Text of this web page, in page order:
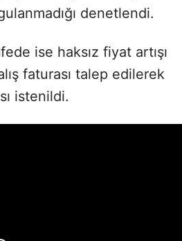
denetlendi.
ise haksız fiyat artışı
faturası talep edilerek
istenildi.